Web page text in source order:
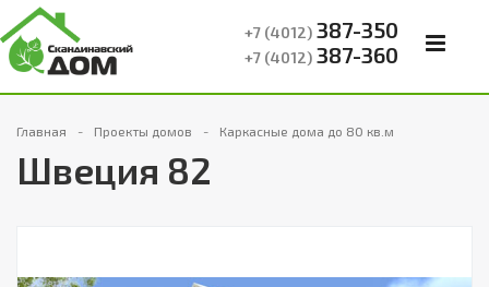
+7 (4012)387-350
+7 (4012)387-360
Главная Проекты домов Каркасные дома до 80 кв.м
Швеция 82